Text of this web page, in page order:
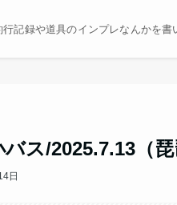
行記録や道具のインプレなんかを書
ス/2025.7.13（琵
日